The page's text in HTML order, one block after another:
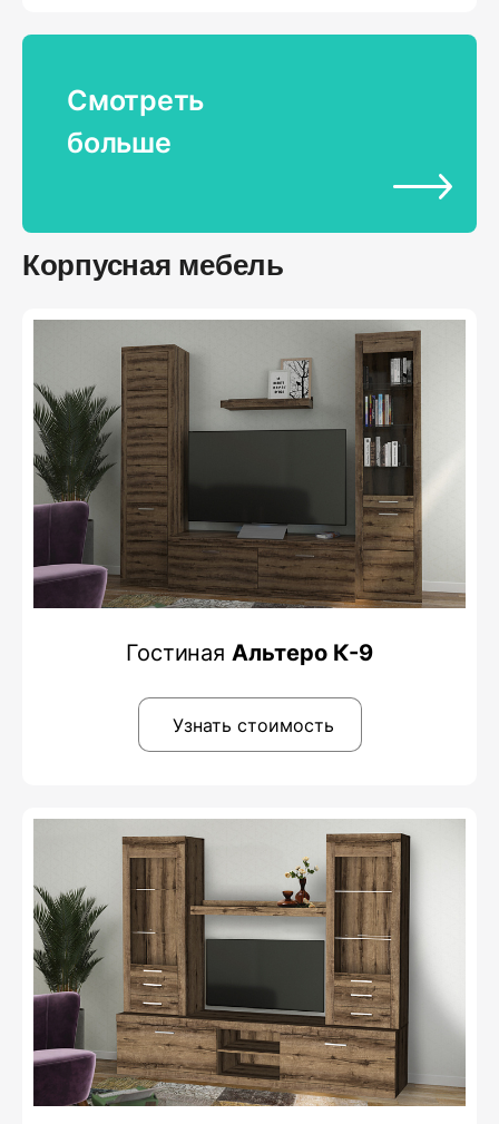
Смотреть
больше
Корпусная мебель
Гостиная Альтеро К-9
Узнать стоимость